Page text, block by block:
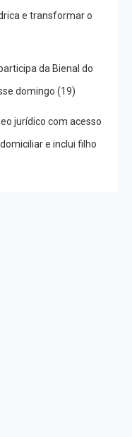
e transformar o
da Bienal do
domingo (19)
jurídico com acesso
e inclui filho